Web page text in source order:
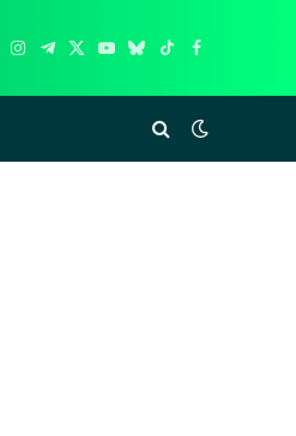
Instagram
Telegram
X
YouTube
Bluesky
TikTokFacebook